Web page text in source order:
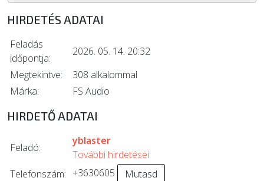
HIRDETÉS ADATAI
Feladás
időpontja:
2026. 05. 14. 20:32
Megtekintve:
308 alkalommal
Márka:
FS Audio
HIRDETŐ ADATAI
Feladó:
yblaster
További hirdetései
Telefonszám: +3630605 Mutasd